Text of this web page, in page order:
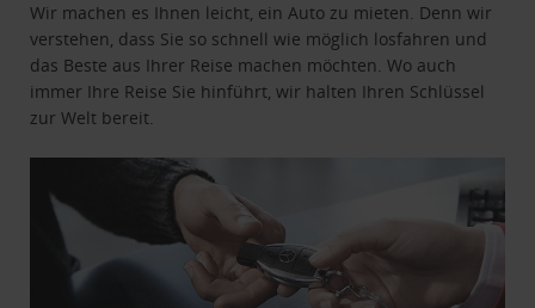
Wir machen es Ihnen leicht, ein Auto zu mieten. Denn wir
verstehen, dass Sie so schnell wie möglich losfahren und
das Beste aus Ihrer Reise machen möchten. Wo auch
immer Ihre Reise Sie hinführt, wir halten Ihren Schlüssel
zur Welt bereit.